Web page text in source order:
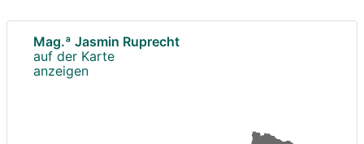
Mag.ª Jasmin Ruprecht
auf der Karte
anzeigen